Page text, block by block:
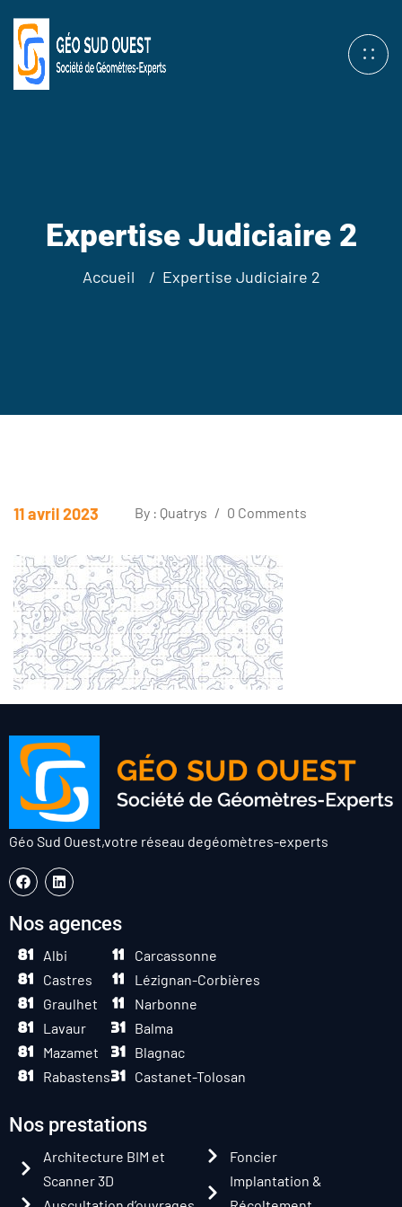
Expertise Judiciaire 2
Accueil Expertise Judiciaire 2
11 avril 2023 By : Quatrys / 0 Comments
Géo Sud Ouest,votre réseau degéomètres-experts
Nos agences
Albi
Castres
Graulhet
Lavaur
Mazamet
Rabastens
Carcassonne
Lézignan-Corbières
Narbonne
Balma
Blagnac
Castanet-Tolosan
Nos prestations
Architecture BIM et
Scanner 3D
Foncier
Implantation &